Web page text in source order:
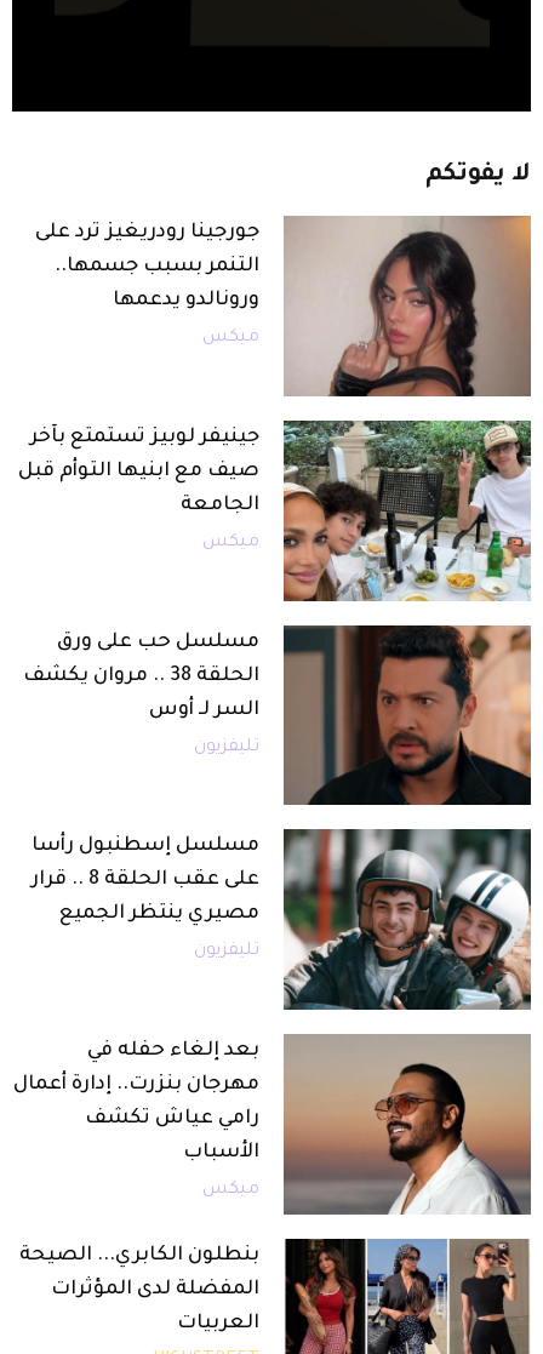
لا يفوتكم
جورجينا رودريغيز ترد على
التنمر بسبب جسمها..
ورونالدو يدعمها
ميكس
جينيفر لوبيز تستمتع بآخر
صيف مع ابنيها التوأم قبل
الجامعة
ميكس
مسلسل حب على ورق
الحلقة 38 .. مروان يكشف
السر لـ أوس
تليفزيون
مسلسل إسطنبول رأسا
على عقب الحلقة 8 .. قرار
مصيري ينتظر الجميع
تليفزيون
بعد إلغاء حفله في
مهرجان بنزرت.. إدارة أعمال
رامي عياش تكشف
الأسباب
ميكس
بنطلون الكابري... الصيحة
المفضلة لدى المؤثرات
العربيات